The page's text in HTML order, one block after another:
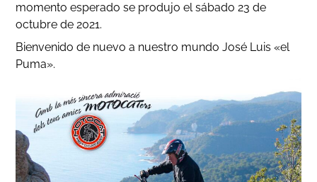
momento esperado se produjo el sábado 23 de
octubre de 2021.
Bienvenido de nuevo a nuestro mundo José Luis «el
Puma».